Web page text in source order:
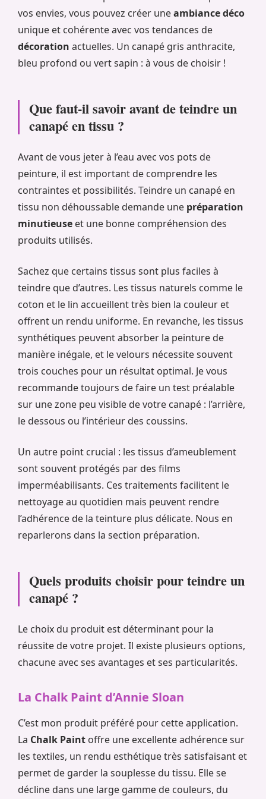
vos envies, vous pouvez créer uneambiance déco
unique et cohérente avec vos tendances de
décoration actuelles. Un canapé gris anthracite,
bleu profond ou vert sapin : à vous de choisir !
Que faut-il savoir avant de teindre un
canapé en tissu ?
Avant de vous jeter à l’eau avec vos pots de
peinture, il est important de comprendre les
contraintes et possibilités. Teindre un canapé en
tissu non déhoussable demande une préparation
minutieuse et une bonne compréhension des
produits utilisés.
Sachez que certains tissus sont plus faciles à
teindre que d’autres. Les tissus naturels comme le
coton et le lin accueillent très bien la couleur et
offrent un rendu uniforme. En revanche, les tissus
synthétiques peuvent absorber la peinture de
manière inégale, et le velours nécessite souvent
trois couches pour un résultat optimal. Je vous
recommande toujours de faire un test préalable
sur une zone peu visible de votre canapé : l’arrière,
le dessous ou l’intérieur des coussins.
Un autre point crucial : les tissus d’ameublement
sont souvent protégés par des films
imperméabilisants. Ces traitements facilitent le
nettoyage au quotidien mais peuvent rendre
l’adhérence de la teinture plus délicate. Nous en
reparlerons dans la section préparation.
Quels produits choisir pour teindre un
canapé ?
Le choix du produit est déterminant pour la
réussite de votre projet. Il existe plusieurs options,
chacune avec ses avantages et ses particularités.
La Chalk Paint d’Annie Sloan
C’est mon produit préféré pour cette application.
La Chalk Paint offre une excellente adhérence sur
les textiles, un rendu esthétique très satisfaisant et
permet de garder la souplesse du tissu. Elle se
décline dans une large gamme de couleurs, du